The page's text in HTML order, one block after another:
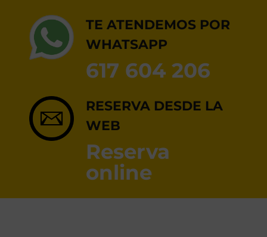
TE ATENDEMOS POR
WHATSAPP
617 604 206
RESERVA DESDE LA
WEB
Reserva
online